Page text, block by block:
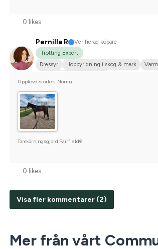
0 likes
Pernilla R
Verifierad köpare
Trotting Expert
Dressyr
Hobbyridning i skog & mark
Upplevd storlek: Normal
Tömkörningsgjord Fairfield®
0 likes
Visa fler kommentarer (2)
Mer från vårt